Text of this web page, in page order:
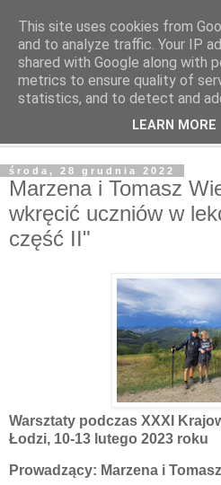
środa, 28 grudnia 2022
Marzena i Tomasz
wkręcić uczniów w
część II"
Warsztaty podczas XXXI
Łodzi, 10-13 lutego 2023 roku
Prowadzący: Marzena i
This site uses cookies from
and to analyze traffic. Your IP
shared with Google along with
metrics to ensure quality of
statistics, and to detect and
LEARN MORE